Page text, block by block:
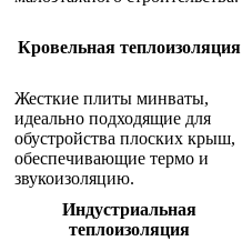
Кровельная теплоизоляция
Жесткие плиты минваты,
идеально подходящие для
обустройства плоских крыш,
обеспечивающие термо и
звукоизоляцию.
Индустриальная
теплоизоляция